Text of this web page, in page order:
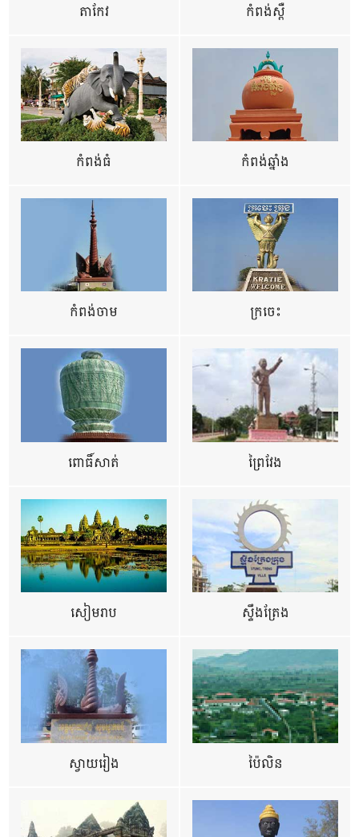
តាកែវ កំពង់ស្ពឺ
កំពង់ធំ កំពង់ឆ្នាំង
កំពង់ចាម ក្រចេះ
ពោធិ៍សាត់ ព្រៃវែង
សៀមរាប ស្ទឹងត្រែង
ស្វាយរៀង ប៉ៃលិន